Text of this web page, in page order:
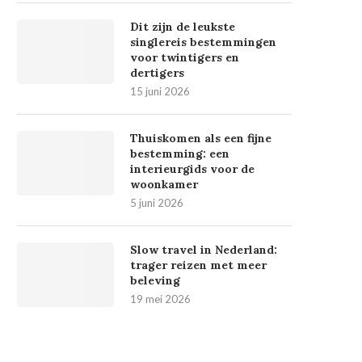
Dit zijn de leukste
singlereis bestemmingen
voor twintigers en
dertigers
15 juni 2026
Thuiskomen als een fijne
bestemming: een
interieurgids voor de
woonkamer
5 juni 2026
Slow travel in Nederland:
trager reizen met meer
beleving
19 mei 2026